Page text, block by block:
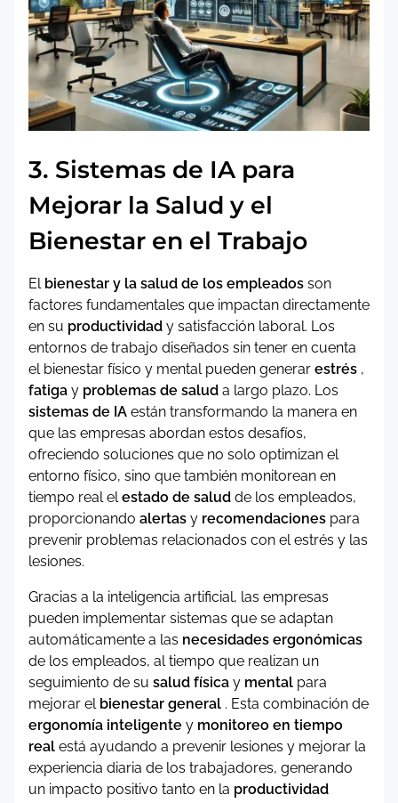
3. Sistemas de IA para
Mejorar la Salud y el
Bienestar en el Trabajo
El bienestar y la salud de los empleados son
factores fundamentales que impactan directamente
en su productividad y satisfacción laboral. Los
entornos de trabajo diseñados sin tener en cuenta
el bienestar físico y mental pueden generar estrés ,
fatiga y problemas de salud a largo plazo. Los
sistemas de IA están transformando la manera en
que las empresas abordan estos desafíos,
ofreciendo soluciones que no solo optimizan el
entorno físico, sino que también monitorean en
tiempo real elestado de salud de los empleados,
proporcionando alertas y recomendaciones para
prevenir problemas relacionados con el estrés y las
lesiones.
Gracias a la inteligencia artificial, las empresas
pueden implementar sistemas que se adaptan
automáticamente a las necesidades ergonómicas
de los empleados, al tiempo que realizan un
seguimiento de su salud física y mental para
mejorar el bienestar general . Esta combinación de
ergonomía inteligente y monitoreo en tiempo
real está ayudando a prevenir lesiones y mejorar la
experiencia diaria de los trabajadores, generando
un impacto positivo tanto en la productividad